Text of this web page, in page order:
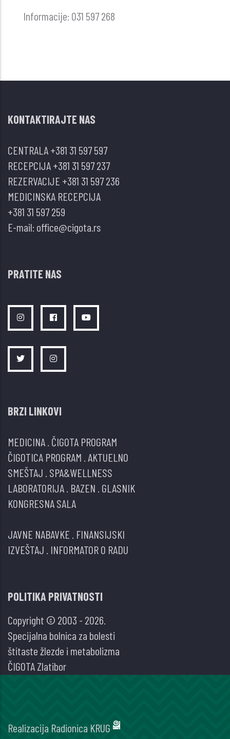
Informacije: 031 597 268
KONTAKTIRAJTE NAS
CENTRALA+381 31 597 597
RECEPCIJA+381 31 597 237
REZERVACIJE +381 31 597 236
MEDICINSKA RECEPCIJA
+381 31 597 259
E-mail: office@cigota.rs
PRATITE NAS
BRZI LINKOVI
MEDICINA ČIGOTA PROGRAM
ČIGOTICA PROGRAM AKTUELNO
SMEŠTAJ SPA&WELLNESS
LABORATORIJA BAZEN GLASNIK
KONGRESNA SALA
JAVNE NABAVKE FINANSIJSKI
IZVEŠTAJ INFORMATOR O RADU
POLITIKA PRIVATNOSTI
Copyright © 2003 - 2026.
Specijalna bolnica za bolesti
štitaste žlezde i metabolizma
ČIGOTA Zlatibor
Realizacija Radionica KRUG